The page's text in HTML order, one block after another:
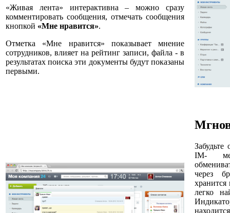
«Живая лента» интерактивна – можно сразу
комментировать сообщения, отмечать сообщения
кнопкой «Мне нравится».
Отметка «Мне нравится» показывает мнение
сотрудников, влияет на рейтинг записи, файла - в
результатах поиска эти документы будут показаны
первыми.
IM-
через
легко